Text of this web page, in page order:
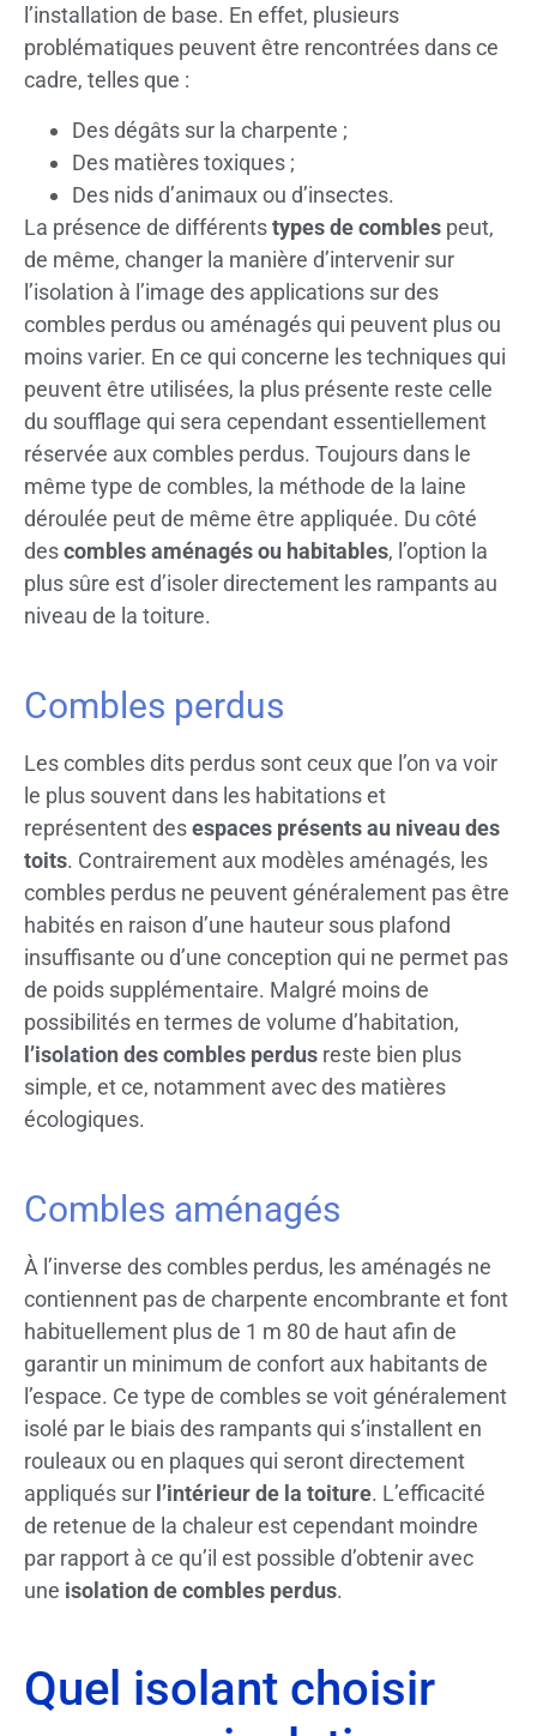
l’installation de base. En effet, plusieurs
problématiques peuvent être rencontrées dans ce
cadre, telles que :
Des dégâts sur la charpente ;
Des matières toxiques ;
Des nids d’animaux ou d’insectes.
La présence de différentstypes de combles peut,
de même, changer la manière d’intervenir sur
l’isolation à l’image des applications sur des
combles perdus ou aménagés qui peuvent plus ou
moins varier. En ce qui concerne les techniques qui
peuvent être utilisées, la plus présente reste celle
du soufflage qui sera cependant essentiellement
réservée aux combles perdus. Toujours dans le
même type de combles, la méthode de la laine
déroulée peut de même être appliquée. Du côté
descombles aménagés ou habitables, l’option la
plus sûre est d’isoler directement les rampants au
niveau de la toiture.
Combles perdus
Les combles dits perdus sont ceux que l’on va voir
le plus souvent dans les habitations et
représentent desespaces présents au niveau des
toits. Contrairement aux modèles aménagés, les
combles perdus ne peuvent généralement pas être
habités en raison d’une hauteur sous plafond
insuffisante ou d’une conception qui ne permet pas
de poids supplémentaire. Malgré moins de
possibilités en termes de volume d’habitation,
l’isolation des combles perdus reste bien plus
simple, et ce, notamment avec des matières
écologiques.
Combles aménagés
À l’inverse des combles perdus, les aménagés ne
contiennent pas de charpente encombrante et font
habituellement plus de 1 m 80 de haut afin de
garantir un minimum de confort aux habitants de
l’espace. Ce type de combles se voit généralement
isolé par le biais des rampants qui s’installent en
rouleaux ou en plaques qui seront directement
appliqués sur l’intérieur de la toiture. L’efficacité
de retenue de la chaleur est cependant moindre
par rapport à ce qu’il est possible d’obtenir avec
une isolation de combles perdus.
Quel isolant choisir